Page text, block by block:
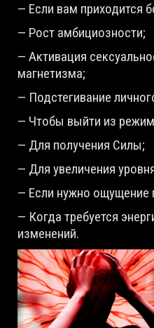
— Если вам приходится
— Рост амбициозности;
— Активация
магнетизма;
— Подстегивание
— Чтобы выйти из
— Для получения Силы;
— Для увеличения
— Если нужно ощущение
— Когда требуется
изменений.